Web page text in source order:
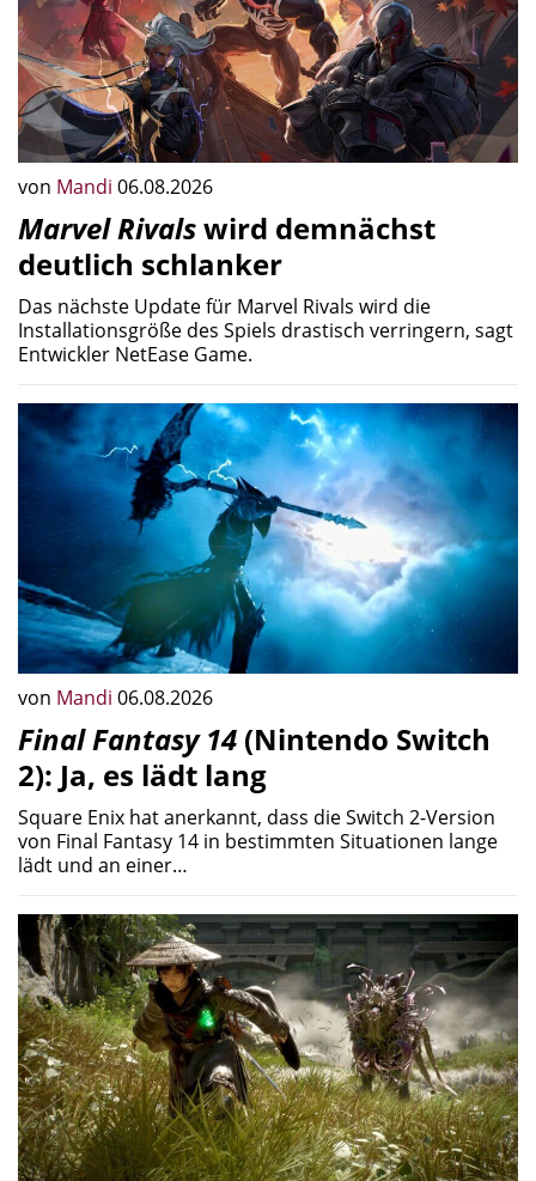
von Mandi 06.08.2026
Marvel Rivalswird demnächst
deutlich schlanker
Das nächste Update für Marvel Rivals wird die
Installationsgröße des Spiels drastisch verringern, sagt
Entwickler NetEase Game.
von Mandi 06.08.2026
Final Fantasy 14 (Nintendo Switch
2): Ja, es lädt lang
Square Enix hat anerkannt, dass die Switch 2-Version
von Final Fantasy 14 in bestimmten Situationen lange
lädt und an einer…